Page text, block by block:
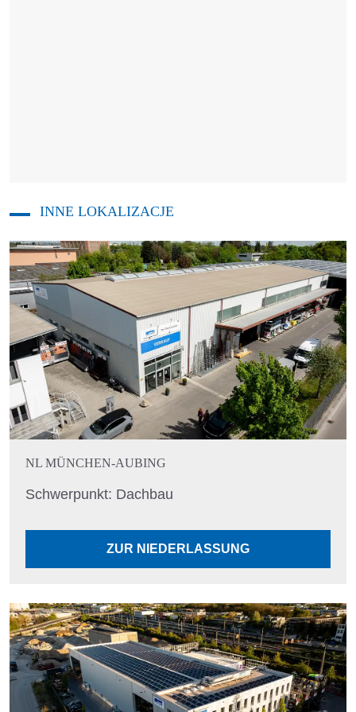
INNE LOKALIZACJE
NL MÜNCHEN-AUBING
Schwerpunkt: Dachbau
ZUR NIEDERLASSUNG